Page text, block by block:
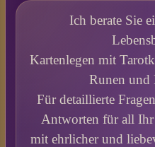
Ich berate Sie
Kartenlegen mit
Runen und
Für detaillierte
Antworten für all
mit ehrlicher und